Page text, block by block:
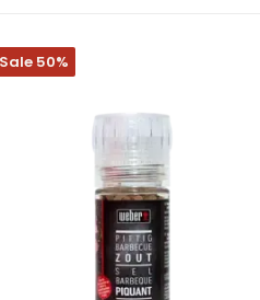
Sale 50%